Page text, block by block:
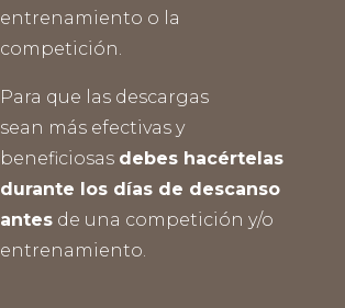
entrenamiento o la
competición.
Para que las descargas
sean más efectivas y
beneficiosas debes hacértelas
durante los días de descanso
antes de una competición y/o
entrenamiento.